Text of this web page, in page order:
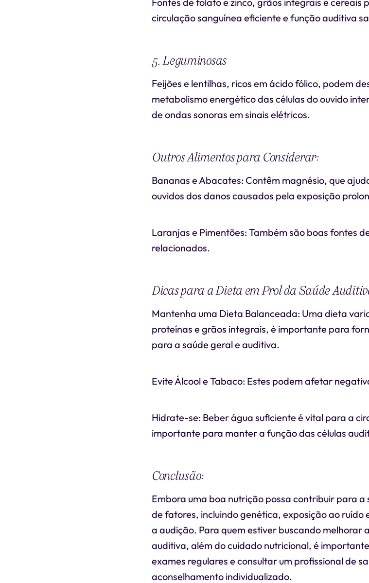
circulação sanguínea eficiente e função auditiva
5. Leguminosas
Feijões e lentilhas, ricos em ácido fólico, podem
metabolismo energético das células do ouvido
de ondas sonoras em sinais elétricos.
Outros Alimentos para Considerar:
Bananas e Abacates: Contêm magnésio, que
ouvidos dos danos causados pela exposição
Laranjas e Pimentões: Também são boas fontes
relacionados.
Dicas para a Dieta em Prol da Saúde
Mantenha uma Dieta Balanceada: Uma dieta
proteínas e grãos integrais, é importante para
para a saúde geral e auditiva.
Evite Álcool e Tabaco: Estes podem afetar
Hidrate-se: Beber água suficiente é vital para a
importante para manter a função das células
Conclusão:
Embora uma boa nutrição possa contribuir para
de fatores, incluindo genética, exposição ao
a audição. Para quem estiver buscando melhorar
auditiva, além do cuidado nutricional, é
exames regulares e consultar um profissional de
aconselhamento individualizado.